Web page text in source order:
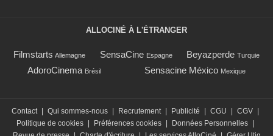
ALLOCINÉ À L'ÉTRANGER
Filmstarts Allemagne SensaCine Espagne Beyazperde Turquie
AdoroCinema Brésil Sensacine México Mexique
Contact | Qui sommes-nous | Recrutement | Publicité | CGU | CGV |
Politique de cookies | Préférences cookies | Données Personnelles |